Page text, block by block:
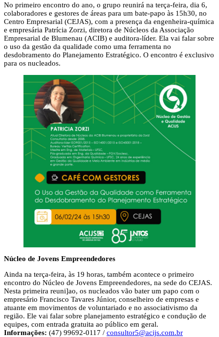
No primeiro encontro do ano, o grupo reunirá na terça-feira, dia 6,
colaboradores e gestores de áreas para um bate-papo às 15h30, no
Centro Empresarial (CEJAS), com a presença da engenheira-química
e empresária Patrícia Zorzi, diretora de Núcleos da Associação
Empresarial de Blumenau (ACIB) e auditora-líder. Ela vai falar sobre
o uso da gestão da qualidade como uma ferramenta no
desdobramento do Planejamento Estratégico. O encontro é exclusivo
para os nucleados.
Núcleo de Jovens Empreendedores
Ainda na terça-feira, às 19 horas, também acontece o primeiro
encontro do Núcleo de Jovens Empreendedores, na sede do CEJAS.
Nesta primeira reuni]ao, os nucleados vão bater um papo com o
empresário Francisco Tavares Júnior, conselheiro de empresas e
atuante em movimentos de voluntariado e no associativismo da
região. Ele vai falar sobre planejamento estratégico e condução de
equipes, com entrada gratuita ao público em geral.
Informações: (47) 99692-0117 / consultor5@acijs.com.br